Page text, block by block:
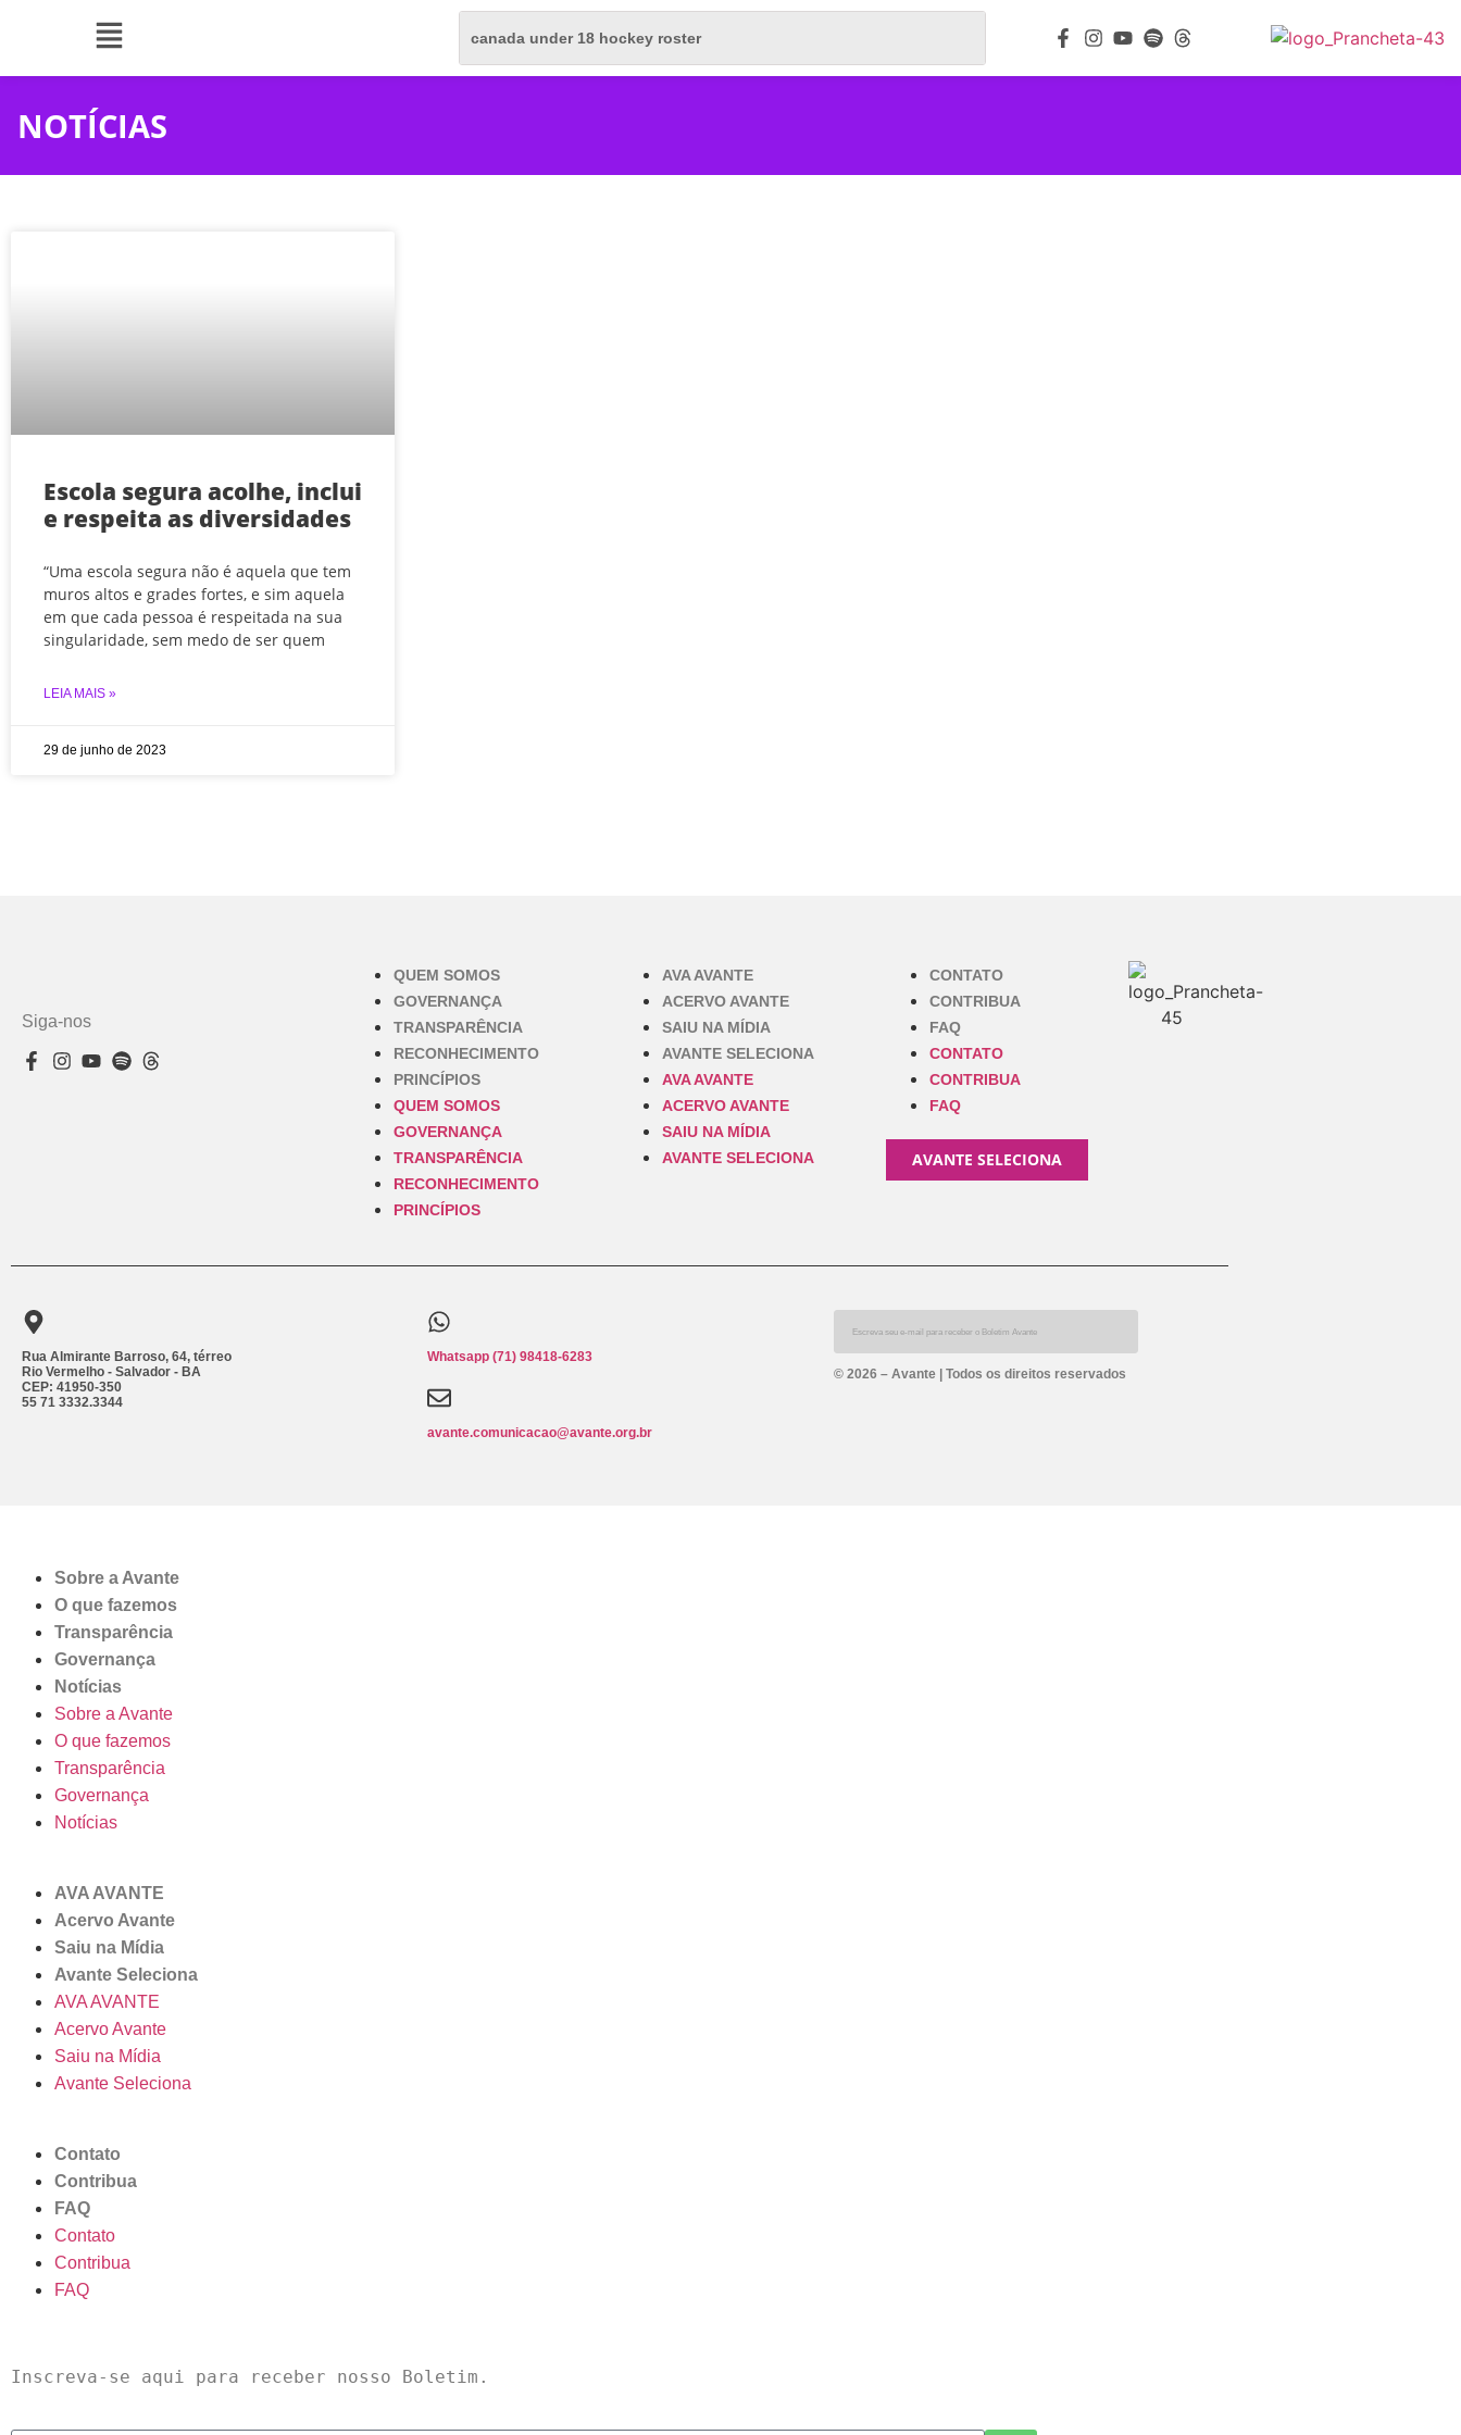
NOTÍCIAS
Escola segura acolhe, inclui
e respeita as diversidades
“Uma escola segura não é aquela que tem
muros altos e grades fortes, e sim aquela
em que cada pessoa é respeitada na sua
singularidade, sem medo de ser quem
LEIA MAIS »
29 de junho de 2023
Siga-nos
QUEM SOMOS
GOVERNANÇA
TRANSPARÊNCIA
RECONHECIMENTO
PRINCÍPIOS
QUEM SOMOS
GOVERNANÇA
TRANSPARÊNCIA
RECONHECIMENTO
PRINCÍPIOS
AVA AVANTE
ACERVO AVANTE
SAIU NA MÍDIA
AVANTE SELECIONA
AVA AVANTE
ACERVO AVANTE
SAIU NA MÍDIA
AVANTE SELECIONA
CONTATO
CONTRIBUA
FAQ
CONTATO
CONTRIBUA
FAQ
AVANTE SELECIONA
Rua Almirante Barroso, 64, térreo
Rio Vermelho - Salvador - BA
CEP: 41950-350
55 71 3332.3344
Whatsapp (71) 98418-6283
avante.comunicacao@avante.org.br
© 2026 – Avante | Todos os direitos reservados
Sobre a Avante
O que fazemos
Transparência
Governança
Notícias
Sobre a Avante
O que fazemos
Transparência
Governança
Notícias
AVA AVANTE
Acervo Avante
Saiu na Mídia
Avante Seleciona
AVA AVANTE
Acervo Avante
Saiu na Mídia
Avante Seleciona
Contato
Contribua
FAQ
Contato
Contribua
FAQ
Inscreva-se aqui para receber nosso Boletim.